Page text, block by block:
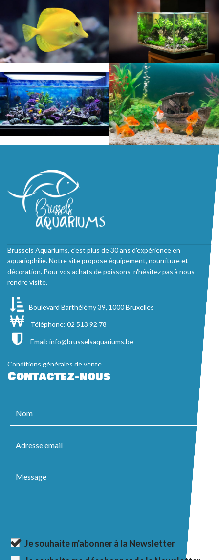
Brussels Aquariums, c'est plus de 30 ans d'expérience en
aquariophilie. Notre site propose équipement, nourriture et
décoration. Pour vos achats de poissons, n'hésitez pas à nous
rendre visite.
Boulevard Barthélémy 39, 1000 Bruxelles
Téléphone: 02 513 92 78
Email: info@brusselsaquariums.be
Conditions générales de vente
Contactez-nous
Je souhaite m'abonner à la Newsletter